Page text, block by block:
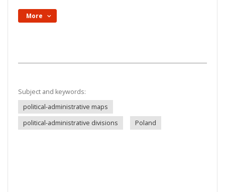
More
Subject and keywords:
political-administrative maps
political-administrative divisions
Poland